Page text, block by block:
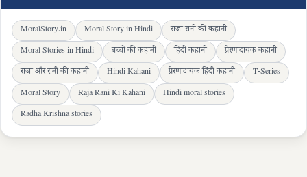
MoralStory.in Moral Story in Hindi
राजा रानी की कहानी
Moral Stories in Hindi
बच्चों की कहानी हिंदी कहानी
प्रेरणादायक कहानी
राजा और रानी की कहानी
Hindi Kahani प्रेरणादायक हिंदी कहानी
T-Series
Moral Story
Raja Rani Ki Kahani
Hindi moral stories
Radha Krishna stories